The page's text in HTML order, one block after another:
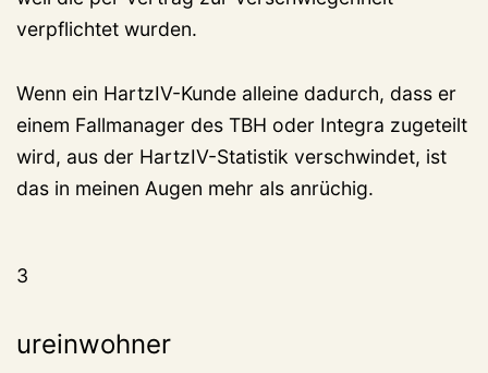
verpflichtet wurden.
Wenn ein HartzIV-Kunde alleine dadurch, dass er
einem Fallmanager des TBH oder Integra zugeteilt
wird, aus der HartzIV-Statistik verschwindet, ist
das in meinen Augen mehr als anrüchig.
3
ureinwohner